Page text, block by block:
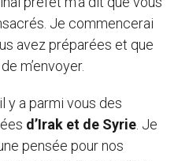
Je commencerai
avez préparées et que
m’envoyer.
y a parmi vous des
d’Irak et de Syrie . Je
pensée pour nos